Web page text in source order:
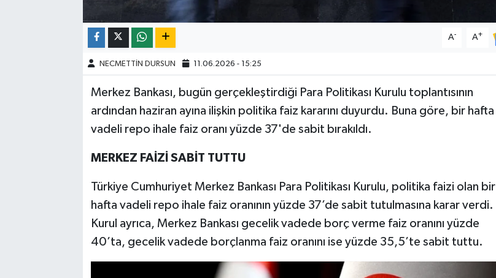
A- A+
NECMETTİN DURSUN 11.06.2026 - 15:25
Merkez Bankası, bugün gerçekleştirdiği Para Politikası Kurulu toplantısının
ardından haziran ayına ilişkin politika faiz kararını duyurdu. Buna göre, bir hafta
vadeli repo ihale faiz oranı yüzde 37'de sabit bırakıldı.
MERKEZ FAİZİ SABİT TUTTU
Türkiye Cumhuriyet Merkez Bankası Para Politikası Kurulu, politika faizi olan bir
hafta vadeli repo ihale faiz oranının yüzde 37’de sabit tutulmasına karar verdi.
Kurul ayrıca, Merkez Bankası gecelik vadede borç verme faiz oranını yüzde
40’ta, gecelik vadede borçlanma faiz oranını ise yüzde 35,5’te sabit tuttu.